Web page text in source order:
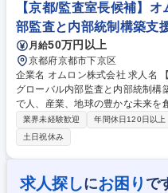
【京都/監査室長候補】
部監査と内部統制構築支
月給50万円以上
京都府京都市下京区
企業名 オムロン株式会社 求人名 【京都/監査室長候補】オムロンG全体の
グローバル内部監査と内部統制構築支援 仕事の内容 「オート
で人、産業、地球の豊かな未来を
略に伴う事業構造や管理構造の変
部監査と内部統制構築支援をお任せします。 【業務例】
計画及び戦略の立案、進捗管理
グローバルの内部監査の実施及び
を通した個別監査の実行と管理
-SOX監査に関する外部監査人と
業界未経験歓迎 年間休日120日以上
土日祝休み
求人探しにお困り で